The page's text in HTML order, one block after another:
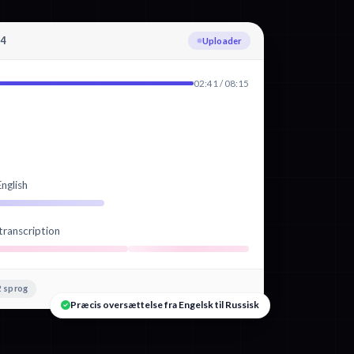
Transskriberer Engelsk
02:41 / 08:15
sprog
Præcis oversættelse fra Engelsk til Russisk